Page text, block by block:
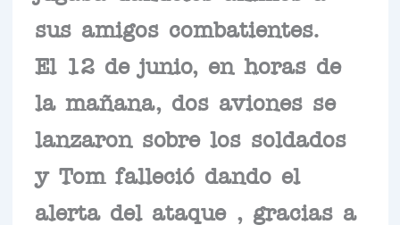
sus amigos combatientes.
El 12 de junio, en horas de
la mañana, dos aviones se
lanzaron sobre los soldados
y Tom falleció dando el
alerta del ataque , gracias a